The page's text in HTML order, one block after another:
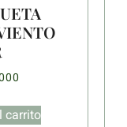
carrito